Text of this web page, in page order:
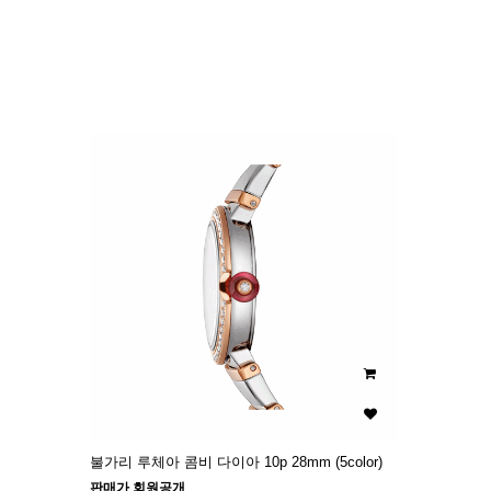
불가리 루체아 콤비 다이아 10p 28mm (5color)
판매가 회원공개